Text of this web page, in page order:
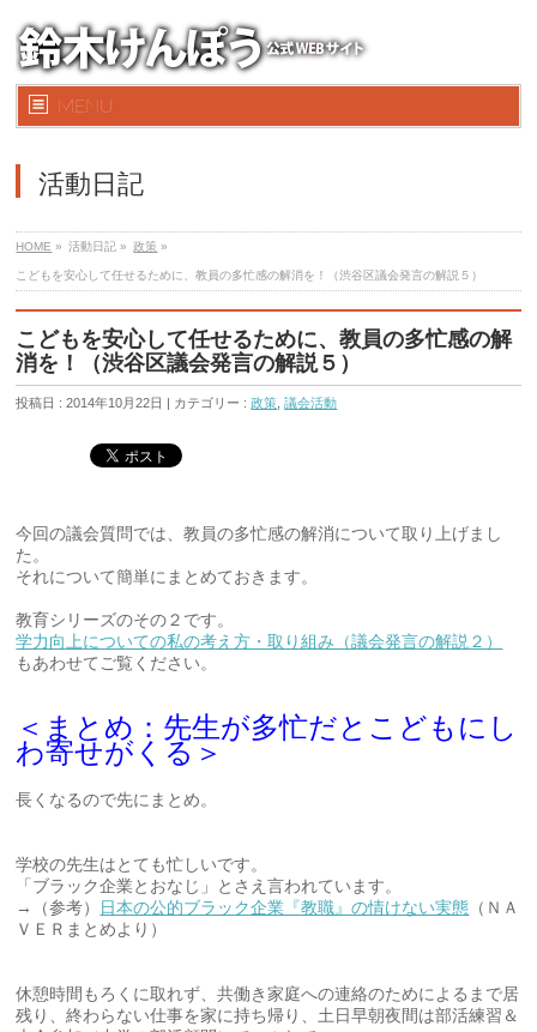
MENU
活動日記
HOME » 活動日記 » 政策 »
こどもを安心して任せるために、教員の多忙感の解消を！（渋谷区議会発言の解説５）
こどもを安心して任せるために、教員の多忙感の解
消を！（渋谷区議会発言の解説５）
投稿日 : 2014年10月22日 | カテゴリー :政策 ,議会活動
今回の議会質問では、教員の多忙感の解消について取り上げまし
た。
それについて簡単にまとめておきます。
教育シリーズのその２です。
学力向上についての私の考え方・取り組み（議会発言の解説２）
もあわせてご覧ください。
＜まとめ：先生が多忙だとこどもにし
わ寄せがくる＞
長くなるので先にまとめ。
学校の先生はとても忙しいです。
「ブラック企業とおなじ」とさえ言われています。
→（参考） 日本の公的ブラック企業『教職』の情けない実態 （ＮＡ
ＶＥＲまとめより）
休憩時間もろくに取れず、共働き家庭への連絡のためによるまで居
残り、終わらない仕事を家に持ち帰り、土日早朝夜間は部活練習＆